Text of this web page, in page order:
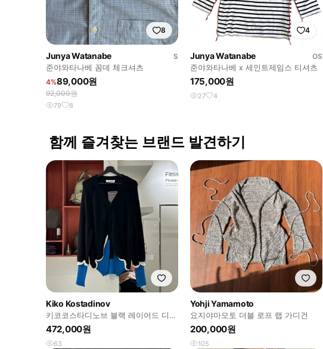
8
Junya Watanabe
S
준야와타나베 꼼데 체크셔츠
4%89,000원
92,000원
79 8
4
Junya Watanabe
OS
준야와타나베 x 세인트제임스 티셔츠
175,000원
27 4
함께 즐겨찾는 브랜드 발견하기
Kiko Kostadinov
키코코스타디노브 블랙 레이어드 디테
일 포인트 가디건
472,000원
63
Yohji Yamamoto
요지야마모토 더블 로프 랩 가디건
200,000원
105